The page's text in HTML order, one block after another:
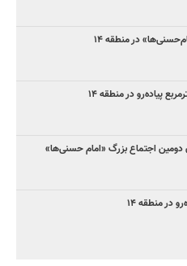
در منطقه ۱۴
دومین اجتماع بزرگ «امام حسنی‌ها»